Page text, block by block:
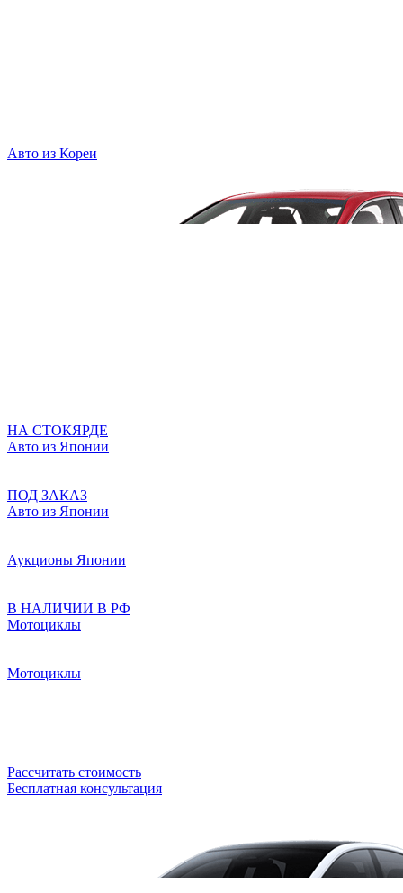
Авто из Кореи
НА СТОКЯРДЕ
Авто из Японии
ПОД ЗАКАЗ
Авто из Японии
Аукционы Японии
В НАЛИЧИИ В РФ
Мотоциклы
Мотоциклы
Рассчитать стоимость
Бесплатная консультация